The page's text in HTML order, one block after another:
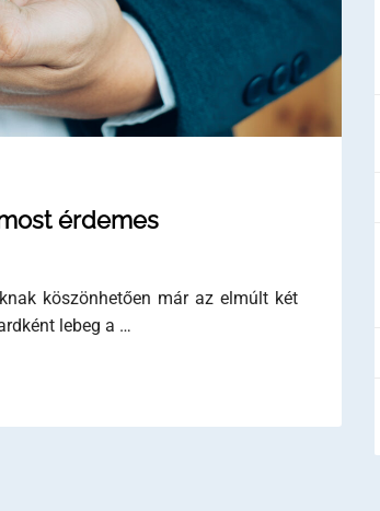
érdemes
köszönhetően már az elmúlt két
lebeg a …